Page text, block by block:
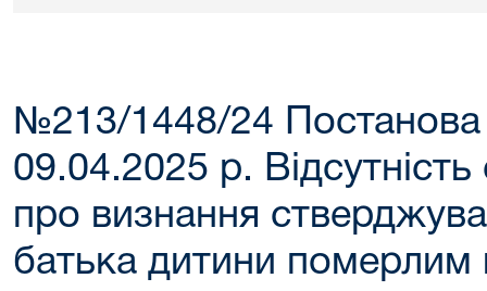
№213/1448/24
09.04.2025 р.
про визнання
батька дитини померлим